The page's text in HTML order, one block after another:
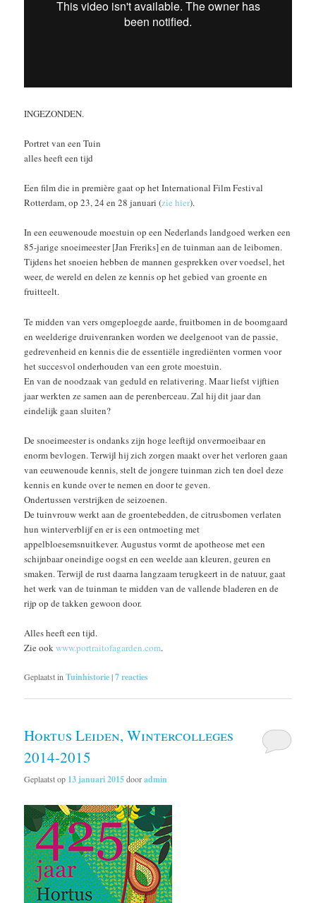
INGEZONDEN.
Portret van een Tuin
alles heeft een tijd
Een film die in première gaat op het International Film Festival
Rotterdam, op 23, 24 en 28 januari (zie hier).
In een eeuwenoude moestuin op een Nederlands landgoed werken een
85-jarige snoeimeester [Jan Freriks] en de tuinman aan de leibomen.
Tijdens het snoeien hebben de mannen gesprekken over voedsel, het
weer, de wereld en delen ze kennis op het gebied van groente en
fruitteelt.
Te midden van vers omgeploegde aarde, fruitbomen in de boomgaard
en weelderige druivenranken worden we deelgenoot van de passie,
gedrevenheid en kennis die de essentiële ingrediënten vormen voor
het succesvol onderhouden van een grote moestuin.
En van de noodzaak van geduld en relativering. Maar liefst vijftien
jaar werkten ze samen aan de perenberceau. Zal hij dit jaar dan
eindelijk gaan sluiten?
De snoeimeester is ondanks zijn hoge leeftijd onvermoeibaar en
enorm bevlogen. Terwijl hij zich zorgen maakt over het verloren gaan
van eeuwenoude kennis, stelt de jongere tuinman zich ten doel deze
kennis en kunde over te nemen en door te geven.
Ondertussen verstrijken de seizoenen.
De tuinvrouw werkt aan de groentebedden, de citrusbomen verlaten
hun winterverblijf en er is een ontmoeting met
appelbloesemsnuitkever. Augustus vormt de apotheose met een
schijnbaar oneindige oogst en een weelde aan kleuren, geuren en
smaken. Terwijl de rust daarna langzaam terugkeert in de natuur, gaat
het werk van de tuinman te midden van de vallende bladeren en de
rijp op de takken gewoon door.
Alles heeft een tijd.
Zie ookwww.portraitofagarden.com.
Geplaatst in Tuinhistorie|7reacties
Hortus Leiden, Wintercolleges
2014-2015
Geplaatst op 13 januari 2015dooradmin